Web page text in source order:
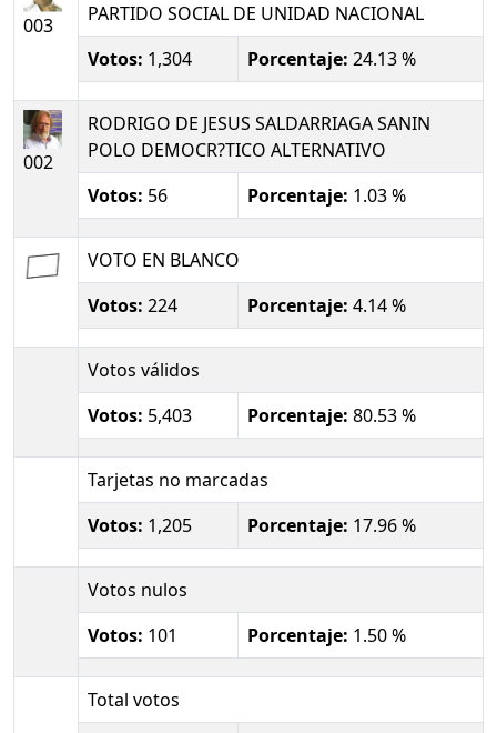
003
PARTIDO SOCIAL DE UNIDAD NACIONAL
Votos: 1,304 Porcentaje: 24.13 %
002
RODRIGO DE JESUS SALDARRIAGA SANIN
POLO DEMOCR?TICO ALTERNATIVO
Votos: 56 Porcentaje: 1.03 %
VOTO EN BLANCO
Votos: 224 Porcentaje: 4.14 %
Votos válidos
Votos: 5,403 Porcentaje: 80.53 %
Tarjetas no marcadas
Votos: 1,205 Porcentaje: 17.96 %
Votos nulos
Votos: 101 Porcentaje: 1.50 %
Total votos